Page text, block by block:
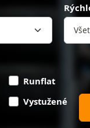
Runflat
Vystužené